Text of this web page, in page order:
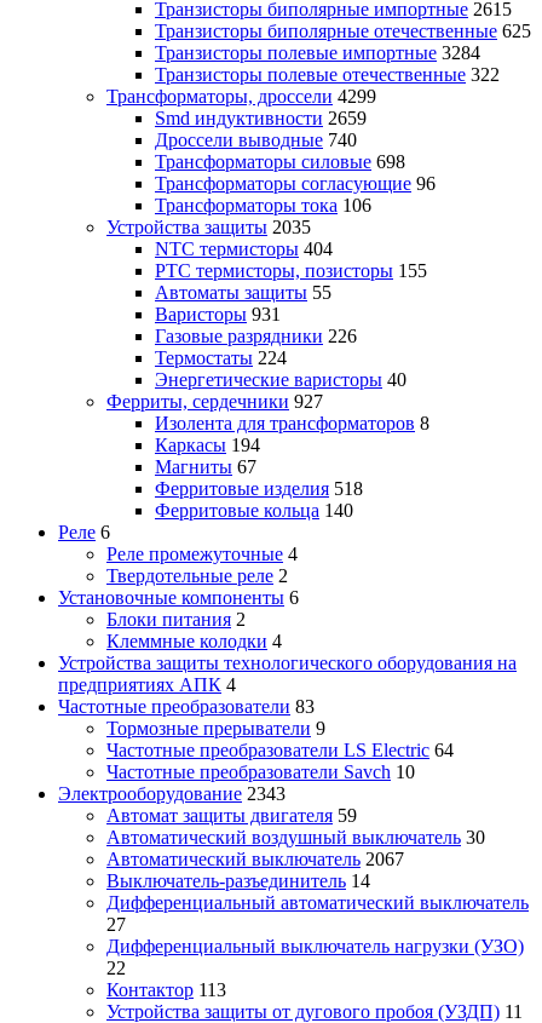
Транзисторы биполярные импортные 2615
Транзисторы биполярные отечественные 625
Транзисторы полевые импортные 3284
Транзисторы полевые отечественные 322
Трансформаторы, дроссели 4299
Smd индуктивности 2659
Дроссели выводные 740
Трансформаторы силовые 698
Трансформаторы согласующие 96
Трансформаторы тока 106
Устройства защиты 2035
NTC термисторы 404
PTC термисторы, позисторы 155
Автоматы защиты 55
Варисторы 931
Газовые разрядники 226
Термостаты 224
Энергетические варисторы 40
Ферриты, сердечники 927
Изолента для трансформаторов 8
Каркасы 194
Магниты 67
Ферритовые изделия 518
Ферритовые кольца 140
Реле 6
Реле промежуточные 4
Твердотельные реле 2
Установочные компоненты 6
Блоки питания 2
Клеммные колодки 4
Устройства защиты технологического оборудования на
предприятиях АПК 4
Частотные преобразователи 83
Тормозные прерыватели 9
Частотные преобразователи LS Electric 64
Частотные преобразователи Savch 10
Электрооборудование 2343
Автомат защиты двигателя 59
Автоматический воздушный выключатель 30
Автоматический выключатель 2067
Выключатель-разъединитель 14
Дифференциальный автоматический выключатель
27
Дифференциальный выключатель нагрузки (УЗО)
22
Контактор 113
Устройства защиты от дугового пробоя (УЗДП) 11